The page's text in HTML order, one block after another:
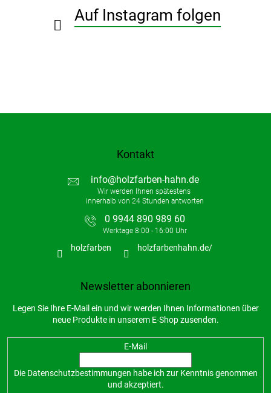
Auf Instagram folgen
Kontakt
info@holzfarben-hahn.de
0 9944 890 989 60
holzfarben holzfarbenhahn.de/
Newsletter abonnieren
Legen Sie Ihre E-Mail ein und wir werden Ihnen Informationen über
neue Produkte in unserem E-Shop zusenden.
E-Mail
Die Datenschutzbestimmungen habe ich zur Kenntnis genommen
und akzeptiert.